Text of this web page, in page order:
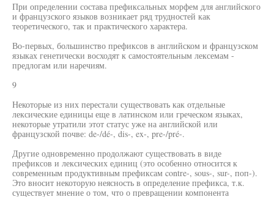
При определении состава префиксальных морфем для английского
и французского языков возникает ряд трудностей как
теоретического, так и практического характера.
Во-первых, большинство префиксов в английском и французском
языках генетически восходят к самостоятельным лексемам -
предлогам или наречиям.
9
Некоторые из них перестали существовать как отдельные
лексические единицы еще в латинском или греческом языках,
некоторые утратили этот статус уже на английской или
французской почве: de-/dé-, dis-, ex-, pre-/pré-.
Другие одновременно продолжают существовать в виде
префиксов и лексических единиц (это особенно относится к
современным продуктивным префиксам contre-, sous-, sur-, поп-).
Это вносит некоторую неясность в определение префикса, т.к.
существует мнение о том, что о превращении компонента